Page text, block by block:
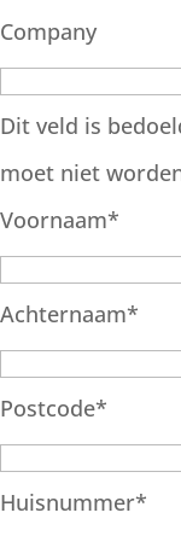
Company
Dit veld is
moet niet
Voornaam*
Achternaam*
Postcode*
Huisnummer*